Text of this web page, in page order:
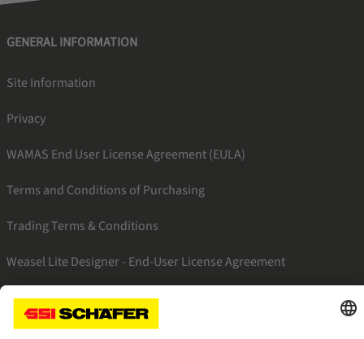
GENERAL INFORMATION
Site Information
Privacy
WAMAS End User License Agreement (EULA)
Terms and Conditions of Purchasing
Trading Terms & Conditions
Weasel Lite Designer - End-User License Agreement